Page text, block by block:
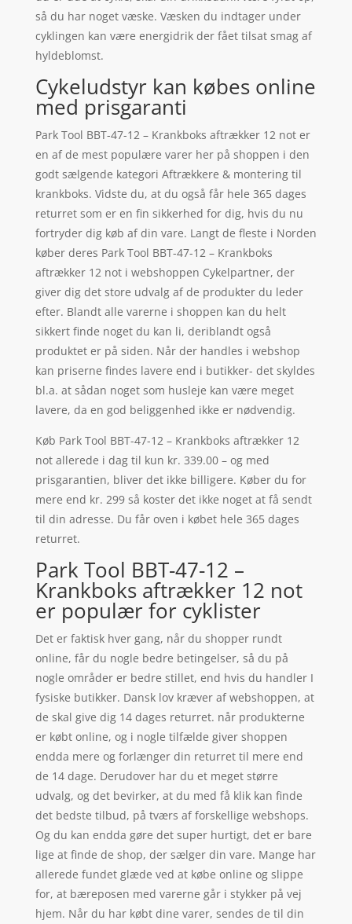
så du har noget væske. Væsken du indtager under
cyklingen kan være energidrik der fået tilsat smag af
hyldeblomst.
Cykeludstyr kan købes online
med prisgaranti
Park Tool BBT-47-12 – Krankboks aftrækker 12 not er
en af de mest populære varer her på shoppen i den
godt sælgende kategori Aftrækkere & montering til
krankboks. Vidste du, at du også får hele 365 dages
returret som er en fin sikkerhed for dig, hvis du nu
fortryder dig køb af din vare. Langt de fleste i Norden
køber deres Park Tool BBT-47-12 – Krankboks
aftrækker 12 not i webshoppen Cykelpartner, der
giver dig det store udvalg af de produkter du leder
efter. Blandt alle varerne i shoppen kan du helt
sikkert finde noget du kan li, deriblandt også
produktet er på siden. Når der handles i webshop
kan priserne findes lavere end i butikker- det skyldes
bl.a. at sådan noget som husleje kan være meget
lavere, da en god beliggenhed ikke er nødvendig.
Køb Park Tool BBT-47-12 – Krankboks aftrækker 12
not allerede i dag til kun kr. 339.00 – og med
prisgarantien, bliver det ikke billigere. Køber du for
mere end kr. 299 så koster det ikke noget at få sendt
til din adresse. Du får oven i købet hele 365 dages
returret.
Park Tool BBT-47-12 –
Krankboks aftrækker 12 not
er populær for cyklister
Det er faktisk hver gang, når du shopper rundt
online, får du nogle bedre betingelser, så du på
nogle områder er bedre stillet, end hvis du handler I
fysiske butikker. Dansk lov kræver af webshoppen, at
de skal give dig 14 dages returret. når produkterne
er købt online, og i nogle tilfælde giver shoppen
endda mere og forlænger din returret til mere end
de 14 dage. Derudover har du et meget større
udvalg, og det bevirker, at du med få klik kan finde
det bedste tilbud, på tværs af forskellige webshops.
Og du kan endda gøre det super hurtigt, det er bare
lige at finde de shop, der sælger din vare. Mange har
allerede fundet glæde ved at købe online og slippe
for, at bæreposen med varerne går i stykker på vej
hjem. Når du har købt dine varer, sendes de til din